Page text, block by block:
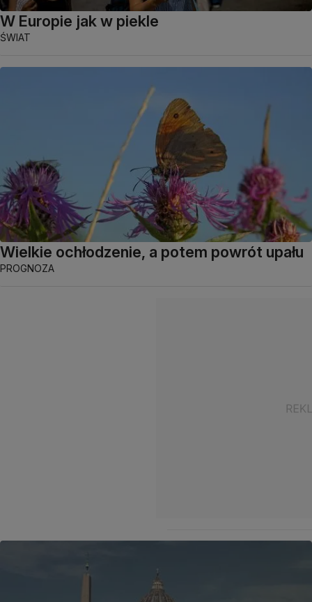
W Europie jak w piekle
ŚWIAT
Wielkie ochłodzenie, a potem powrót upału
PROGNOZA